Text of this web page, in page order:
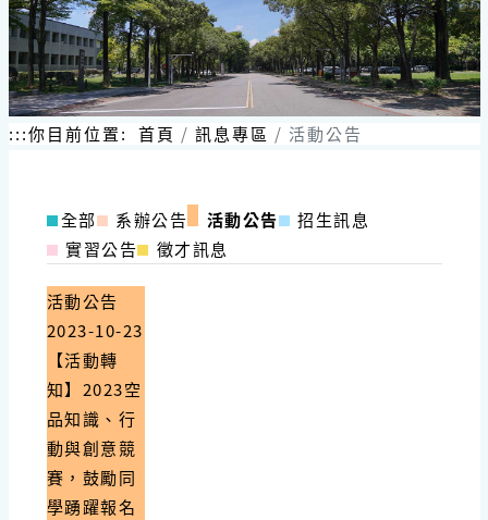
:::你目前位置: 首頁 訊息專區 活動公告
全部 系辦公告 活動公告
招生訊息
實習公告
徵才訊息
活動公告
2023-10-23
【活動轉
知】2023空
品知識、行
動與創意競
賽，鼓勵同
學踴躍報名